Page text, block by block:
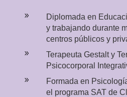
9
Diplomada en
y trabajando durante
centros públicos y
9
Terapeuta Gestalt y
Psicocorporal
9
Formada en
el programa SAT de